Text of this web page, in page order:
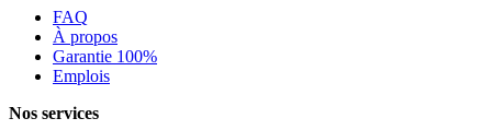
FAQ
À propos
Garantie 100%
Emplois
Nos services